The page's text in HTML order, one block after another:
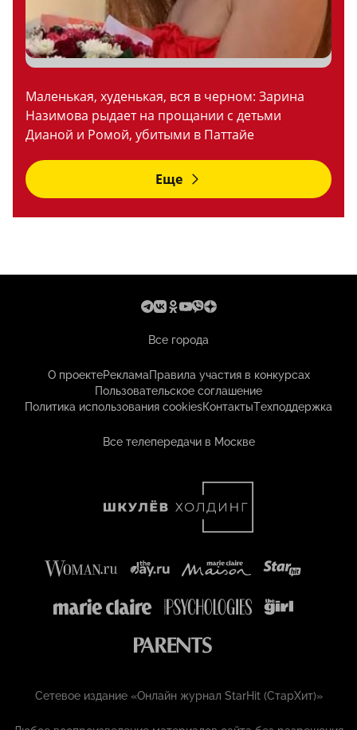
Маленькая, худенькая, вся в черном: Зарина
Назимова рыдает на прощании с детьми
Дианой и Ромой, убитыми в Паттайе
Еще
Все города
О проектеРекламаПравила участия в конкурсах
Пользовательское соглашение
Политика использования cookiesКонтактыТехподдержка
Все телепередачи в Москве
Сетевое издание «Онлайн журнал StarHit (СтарХит)»